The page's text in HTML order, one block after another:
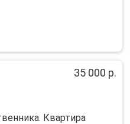
35 000 р.
Квaртиpа